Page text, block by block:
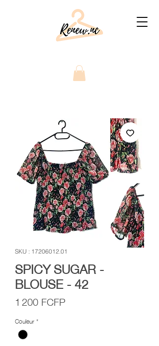
SKU : 17206012.01
SPICY SUGAR -
BLOUSE - 42
1 200 FCFP
Couleur*